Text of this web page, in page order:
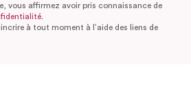
vous affirmez avoir pris connaissance de
à tout moment à l’aide des liens de